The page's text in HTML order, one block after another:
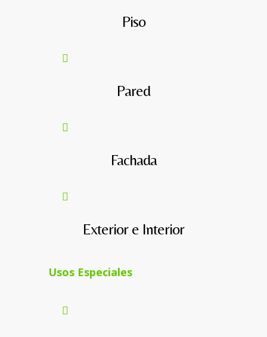
Piso
Pared
Fachada
Exterior e Interior
Usos Especiales